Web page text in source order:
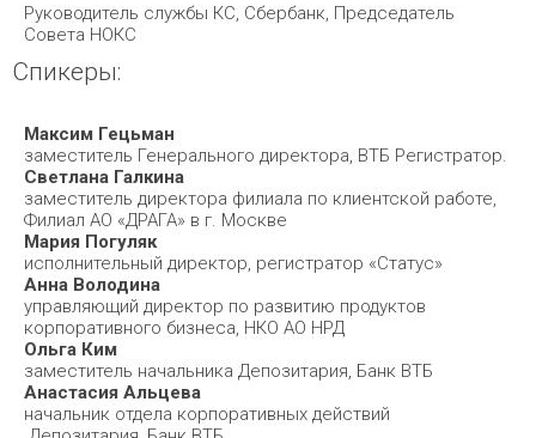
Руководитель службы КС, Сбербанк, Председатель
Совета НОКС
Спикеры:
Максим Гецьман
заместитель Генерального директора, ВТБ Регистратор.
Светлана Галкина
заместитель директора филиала по клиентской работе,
Филиал АО «ДРАГА» в г. Москве
Мария Погуляк
исполнительный директор, регистратор «Статус»
Анна Володина
управляющий директор по развитию продуктов
корпоративного бизнеса, НКО АО НРД
Ольга Ким
заместитель начальника Депозитария, Банк ВТБ
Анастасия Альцева
начальник отдела корпоративных действий